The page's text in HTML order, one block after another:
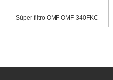
Súper filtro OMF OMF-340FKC